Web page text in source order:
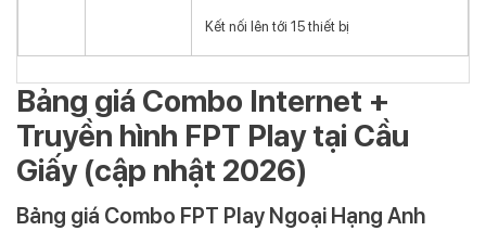
Kết nối lên tới 15 thiết bị
Bảng giá Combo Internet +
Truyền hình FPT Play tại Cầu
Giấy (cập nhật 2026)
Bảng giá Combo FPT Play Ngoại Hạng Anh